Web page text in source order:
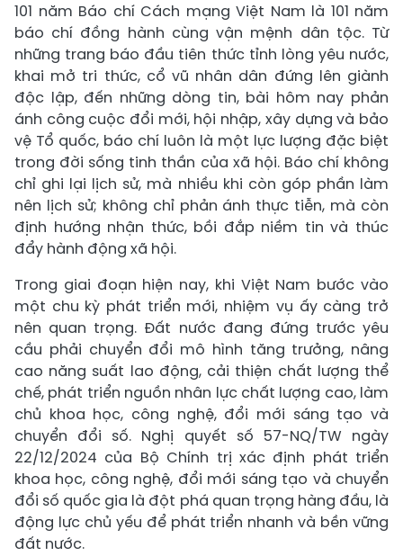
101 năm Báo chí Cách mạng Việt Nam là 101 năm
báo chí đồng hành cùng vận mệnh dân tộc. Từ
những trang báo đầu tiên thức tỉnh lòng yêu nước,
khai mở tri thức, cổ vũ nhân dân đứng lên giành
độc lập, đến những dòng tin, bài hôm nay phản
ánh công cuộc đổi mới, hội nhập, xây dựng và bảo
vệ Tổ quốc, báo chí luôn là một lực lượng đặc biệt
trong đời sống tinh thần của xã hội. Báo chí không
chỉ ghi lại lịch sử, mà nhiều khi còn góp phần làm
nên lịch sử; không chỉ phản ánh thực tiễn, mà còn
định hướng nhận thức, bồi đắp niềm tin và thúc
đẩy hành động xã hội.
Trong giai đoạn hiện nay, khi Việt Nam bước vào
một chu kỳ phát triển mới, nhiệm vụ ấy càng trở
nên quan trọng. Đất nước đang đứng trước yêu
cầu phải chuyển đổi mô hình tăng trưởng, nâng
cao năng suất lao động, cải thiện chất lượng thể
chế, phát triển nguồn nhân lực chất lượng cao, làm
chủ khoa học, công nghệ, đổi mới sáng tạo và
chuyển đổi số. Nghị quyết số 57-NQ/TW ngày
22/12/2024 của Bộ Chính trị xác định phát triển
khoa học, công nghệ, đổi mới sáng tạo và chuyển
đổi số quốc gia là đột phá quan trọng hàng đầu, là
động lực chủ yếu để phát triển nhanh và bền vững
đất nước.